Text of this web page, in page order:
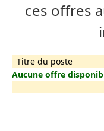
ces offres
Titre du poste
Aucune offre